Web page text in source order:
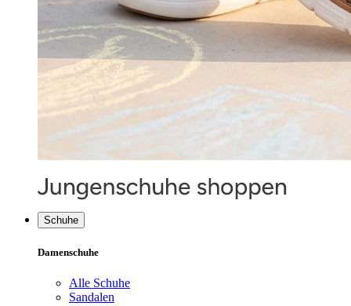
Schuhe
Damenschuhe
Alle Schuhe
Sandalen